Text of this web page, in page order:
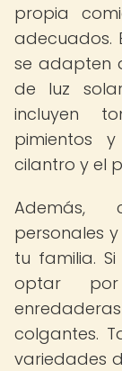
propia
adecuados.
se adapten
de luz
incluyen
pimientos
cilantro y el
Además,
personales
tu familia.
optar por
colgantes.
variedades